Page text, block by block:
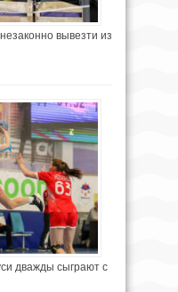
вывезти из
дважды сыграют с